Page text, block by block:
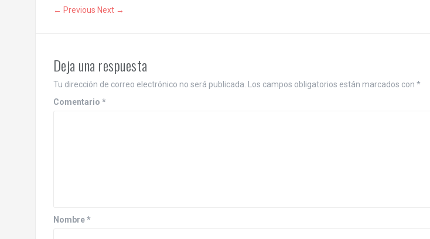
← Previous Next →
Deja una respuesta
Tu dirección de correo electrónico no será publicada. Los campos obligatorios están marcados con *
Comentario *
Nombre*